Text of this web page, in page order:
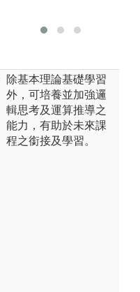
除基本理論基礎學習
外，可培養並加強邏
輯思考及運算推導之
能力，有助於未來課
程之銜接及學習。